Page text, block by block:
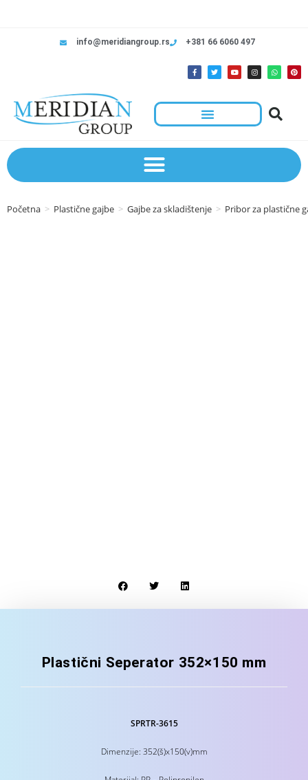
info@meridiangroup.rs +381 66 6060 497
Početna > Plastične gajbe > Gajbe za skladištenje > Pribor za plastične
Plastični Seperator 352×150 mm
SPRTR-3615
Dimenzije: 352(š)x150(v)mm